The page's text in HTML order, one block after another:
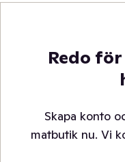
Redo
Skapa konto
matbutik nu. Vi